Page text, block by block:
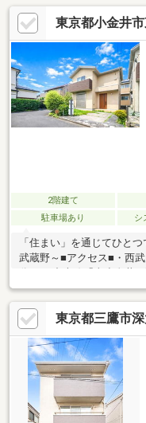
お手伝いをさせていただ
サービスが御座います。
東京都小金井
2階建て
駐車場あり
シ
「住まい」を通じてひと
武蔵野～■アクセス■・西
室2面採光。LD、主寝室は
など、多彩な収納スペー
キッチンには、浄水器・食
浴室は1坪以上のゆとりあ
境■・いなげや小金井東
で徒歩9分■リフォーム情
東京都三鷹市